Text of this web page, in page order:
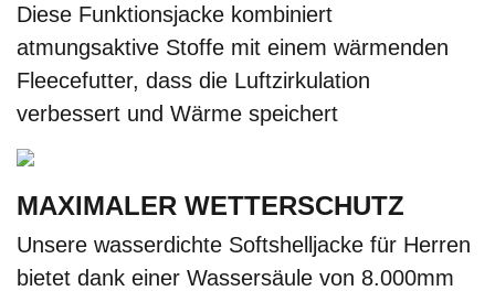
Diese Funktionsjacke kombiniert
atmungsaktive Stoffe mit einem wärmenden
Fleecefutter, dass die Luftzirkulation
verbessert und Wärme speichert
MAXIMALER WETTERSCHUTZ
Unsere wasserdichte Softshelljacke für Herren
bietet dank einer Wassersäule von 8.000mm